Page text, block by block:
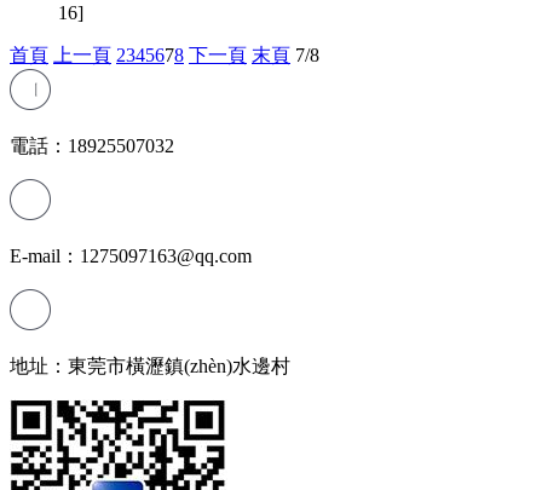
16]
首頁 上一頁 2345678 下一頁 末頁 7/8
電話：18925507032
E-mail：1275097163@qq.com
地址：東莞市橫瀝鎮(zhèn)水邊村